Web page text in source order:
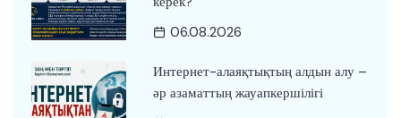
06.08.2026
Интернет-алаяқтықтың алдын алу –
әр азаматтың жауапкершілігі